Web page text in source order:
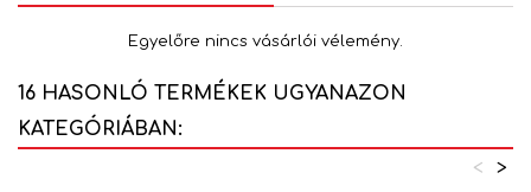
Egyelőre nincs vásárlói vélemény.
16 HASONLÓ TERMÉKEK UGYANAZON
KATEGÓRIÁBAN:
>
<